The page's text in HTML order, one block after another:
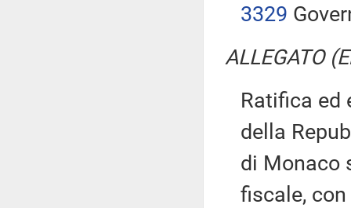
3329
ALLEGATO
Ratifica ed
della
di Monaco
fiscale,